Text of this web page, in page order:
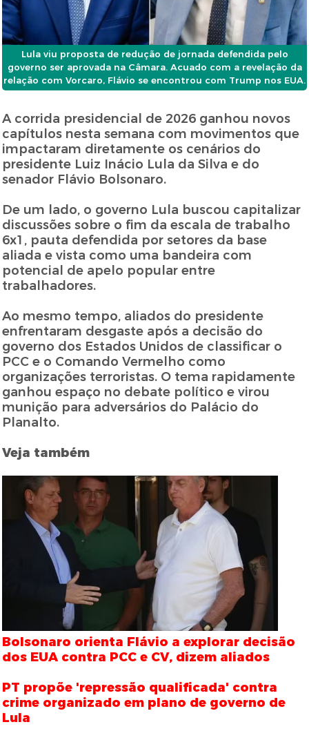
Lula viu proposta de redução de jornada defendida pelo
governo ser aprovada na Câmara. Acuado com a revelação da
relação com Vorcaro, Flávio se encontrou com Trump nos EUA.
A corrida presidencial de 2026 ganhou novos
capítulos nesta semana com movimentos que
impactaram diretamente os cenários do
presidente Luiz Inácio Lula da Silva e do
senador Flávio Bolsonaro.
De um lado, o governo Lula buscou capitalizar
discussões sobre o fim da escala de trabalho
6x1, pauta defendida por setores da base
aliada e vista como uma bandeira com
potencial de apelo popular entre
trabalhadores.
Ao mesmo tempo, aliados do presidente
enfrentaram desgaste após a decisão do
governo dos Estados Unidos de classificar o
PCC e o Comando Vermelho como
organizações terroristas. O tema rapidamente
ganhou espaço no debate político e virou
munição para adversários do Palácio do
Planalto.
Veja também
Bolsonaro orienta Flávio a explorar decisão
dos EUA contra PCC e CV, dizem aliados
PT propõe 'repressão qualificada' contra
crime organizado em plano de governo de
Lula